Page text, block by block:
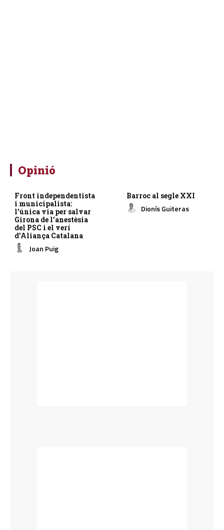
Opinió
Front independentista
i municipalista:
l’única via per salvar
Girona de l’anestèsia
del PSC i el verí
d’Aliança Catalana
Joan Puig
Barroc al segle XXI
Dionís Guiteras